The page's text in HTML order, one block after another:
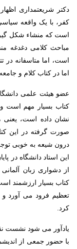
دکتر شریعتمداری
کفر، با یک واقعه
است که منشاء شکل
مباحث کلامی دغدغه
است، اما متاسفانه در
اما در کتاب کلام و
عضو هیئت علمی
کتاب بسیار مهم
نشان داده است، یعنی
صورت گرفته در این
درون شیعه به خوبی
این استاد دانشگاه در
از دشواری زبان
کتاب بسیار ارزشمند
تعظیم فرود می آورد
کرد
با حضور جمعی از